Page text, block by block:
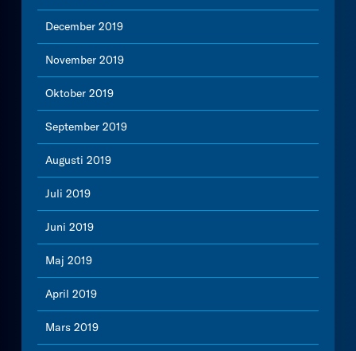
December 2019
November 2019
Oktober 2019
September 2019
Augusti 2019
Juli 2019
Juni 2019
Maj 2019
April 2019
Mars 2019